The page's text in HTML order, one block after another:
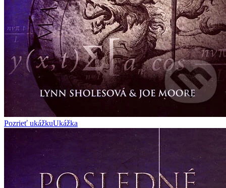
Pozrieť ukážkuUkážka